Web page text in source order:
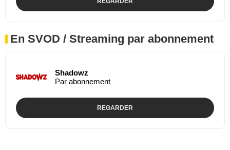
En SVOD / Streaming par abonnement
Shadowz
Par abonnement
REGARDER